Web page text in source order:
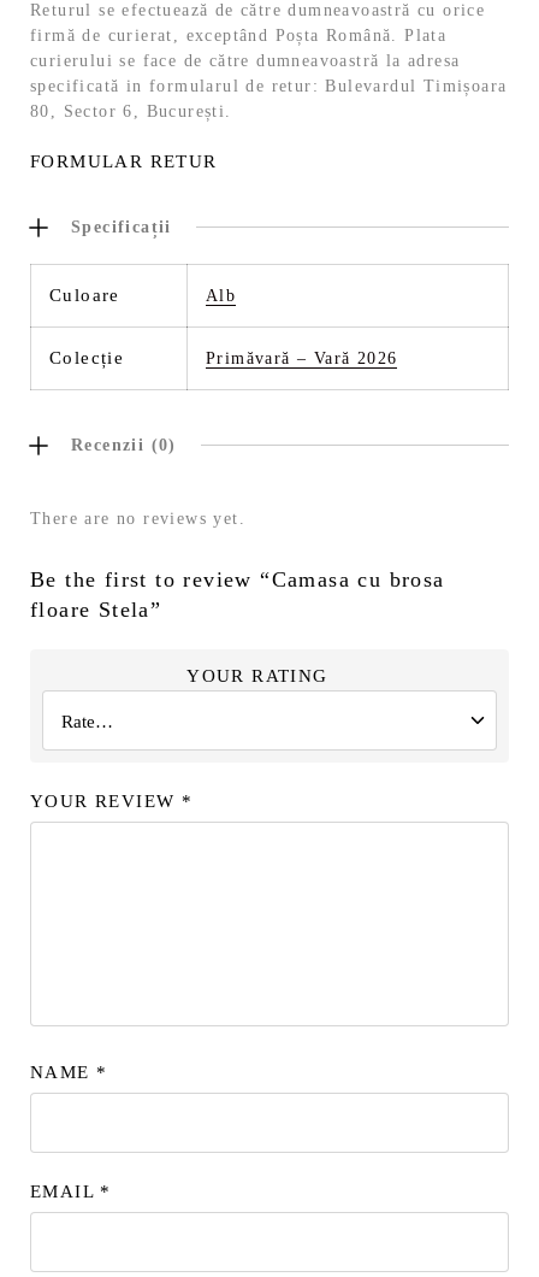
Returul se efectuează de către dumneavoastră cu orice
firmă de curierat, exceptând Poșta Română. Plata
curierului se face de către dumneavoastră la adresa
specificată in formularul de retur: Bulevardul Timișoara
80, Sector 6, București.
FORMULAR RETUR
Specificații
Culoare Alb
Colecție Primăvară – Vară 2026
Recenzii (0)
There are no reviews yet.
Be the first to review “Camasa cu brosa
floare Stela”
YOUR RATING
YOUR REVIEW *
NAME *
EMAIL *